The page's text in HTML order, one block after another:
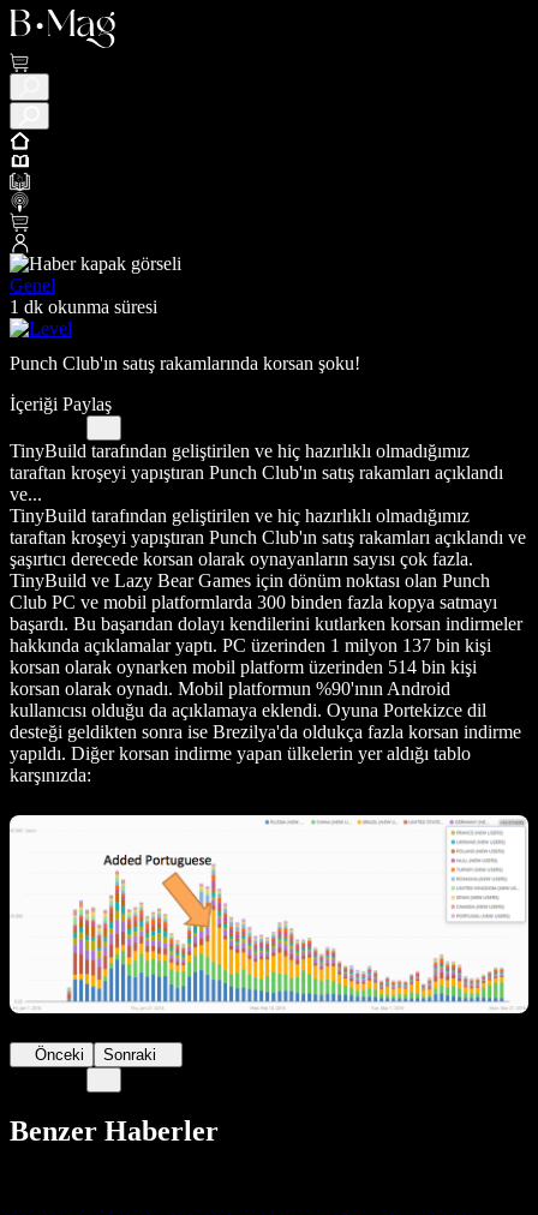
Genel
1 dk okunma süresi
Punch Club'ın satış rakamlarında korsan şoku!
İçeriği Paylaş
TinyBuild tarafından geliştirilen ve hiç hazırlıklı olmadığımız
taraftan kroşeyi yapıştıran Punch Club'ın satış rakamları açıklandı
ve...
TinyBuild tarafından geliştirilen ve hiç hazırlıklı olmadığımız
taraftan kroşeyi yapıştıran Punch Club'ın satış rakamları açıklandı ve
şaşırtıcı derecede korsan olarak oynayanların sayısı çok fazla.
TinyBuild ve Lazy Bear Games için dönüm noktası olan Punch
Club PC ve mobil platformlarda 300 binden fazla kopya satmayı
başardı. Bu başarıdan dolayı kendilerini kutlarken korsan indirmeler
hakkında açıklamalar yaptı. PC üzerinden 1 milyon 137 bin kişi
korsan olarak oynarken mobil platform üzerinden 514 bin kişi
korsan olarak oynadı. Mobil platformun %90'ının Android
kullanıcısı olduğu da açıklamaya eklendi. Oyuna Portekizce dil
desteği geldikten sonra ise Brezilya'da oldukça fazla korsan indirme
yapıldı. Diğer korsan indirme yapan ülkelerin yer aldığı tablo
karşınızda:
Önceki Sonraki
Benzer Haberler